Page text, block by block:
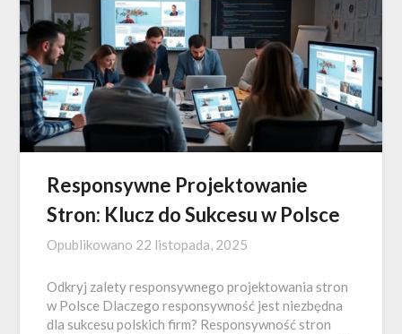
Responsywne Projektowanie
Stron: Klucz do Sukcesu w Polsce
Opublikowano 22 listopada, 2025
Odkryj zalety responsywnego projektowania stron
w Polsce Dlaczego responsywność jest niezbędna
dla sukcesu polskich firm? Responsywność stron